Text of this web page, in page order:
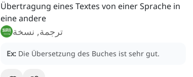
Übertragung eines Textes von einer Sprache in
eine andere
ترجمة, نسخة
Ex: Die Übersetzung des Buches ist sehr gut.